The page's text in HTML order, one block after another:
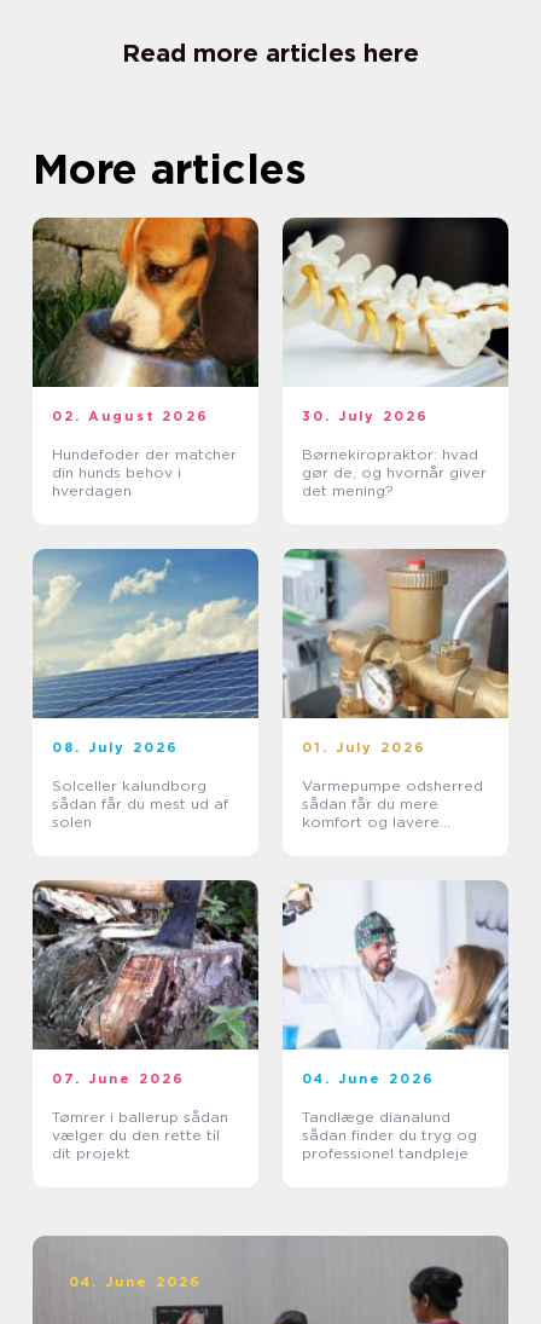
Read more articles here
More articles
02. August 2026
Hundefoder der matcher
din hunds behov i
hverdagen
30. July 2026
Børnekiropraktor: hvad
gør de, og hvornår giver
det mening?
08. July 2026
Solceller kalundborg
sådan får du mest ud af
solen
01. July 2026
Varmepumpe odsherred
sådan får du mere
komfort og lavere
07. June 2026
Tømrer i ballerup sådan
vælger du den rette til
dit projekt
04. June 2026
Tandlæge dianalund
sådan finder du tryg og
professionel tandpleje
04. June 2026